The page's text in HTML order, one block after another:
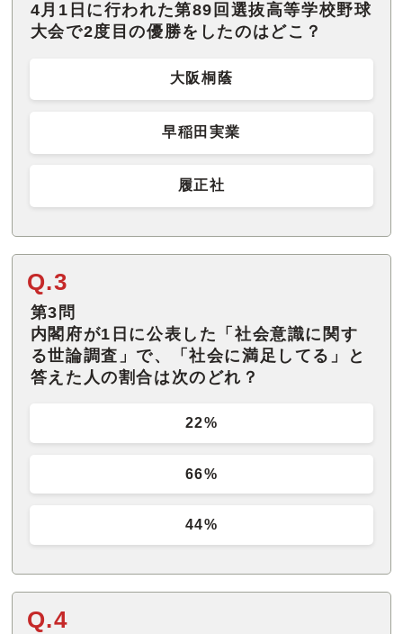
4月1日に行われた第89回選抜高等学校野球
大会で2度目の優勝をしたのはどこ？
大阪桐蔭
早稲田実業
履正社
Q.3
第3問
内閣府が1日に公表した「社会意識に関す
る世論調査」で、「社会に満足してる」と
答えた人の割合は次のどれ？
22%
66%
44%
Q.4